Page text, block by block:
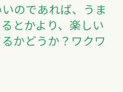
のであれば、うま
とかより、楽しい
かどうか？ワクワ